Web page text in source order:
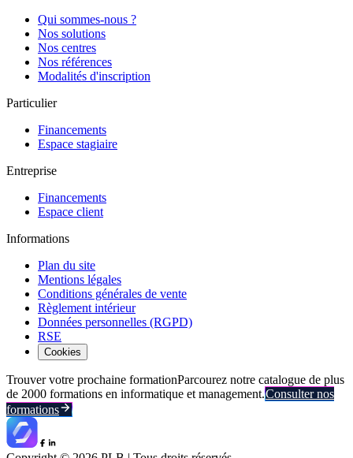
Qui sommes-nous ?
Nos solutions
Nos centres
Nos références
Modalités d'inscription
Particulier
Financements
Espace stagiaire
Entreprise
Financements
Espace client
Informations
Plan du site
Mentions légales
Conditions générales de vente
Règlement intérieur
Données personnelles (RGPD)
RSE
Cookies
Trouver votre prochaine formationParcourez notre catalogue de plus
de 2000 formations en informatique et management.Consulter nos
formations